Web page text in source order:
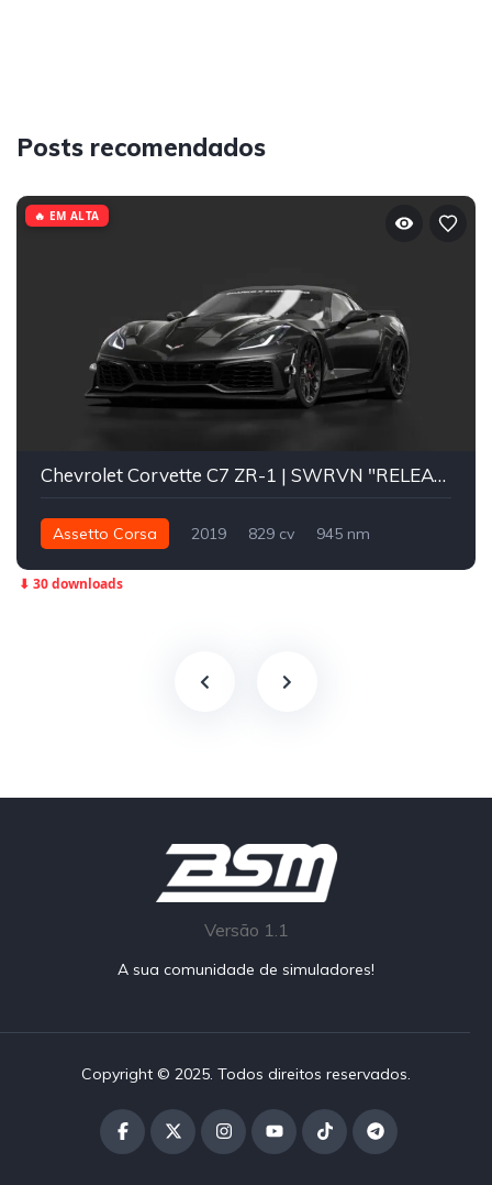
Posts recomendados
Chevrolet Corvette C7 ZR-1 | SWRVN "RELEASE
Assetto Corsa 2019 829 cv
945 nm
🔥 EM ALTA
⬇ 30 downloads
Versão 1.1
A sua comunidade de simuladores!
Copyright © 2025. Todos direitos reservados.